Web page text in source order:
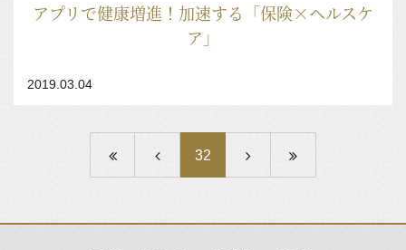
アプリで健康増進！加速する「保険×ヘルスケ
ア」
2019.03.04
32